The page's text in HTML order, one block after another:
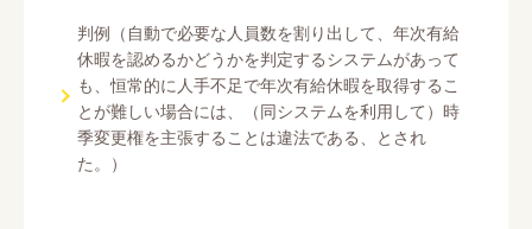
判例（自動で必要な人員数を割り出して、年次有給
休暇を認めるかどうかを判定するシステムがあって
も、恒常的に人手不足で年次有給休暇を取得するこ
とが難しい場合には、（同システムを利用して）時
季変更権を主張することは違法である、とされ
た。）